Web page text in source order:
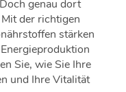
genau dort
der richtigen
stärken
Sie, wie Sie Ihre
und Ihre Vitalität